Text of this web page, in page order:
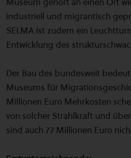
industriell und migrantisch
SELMA ist zudem ein
Entwicklung des
Der Bau des bundesweit
Museums für
Millionen Euro Mehrkosten
von solcher Strahlkraft und
sind auch 77 Millionen Euro